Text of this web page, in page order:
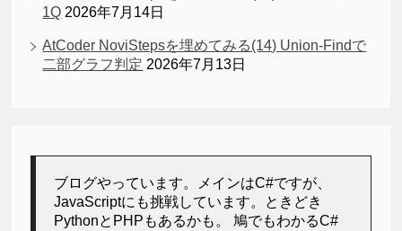
1Q 2026年7月14日
AtCoder NoviStepsを埋めてみる(14) Union-Findで
二部グラフ判定 2026年7月13日
ブログやっています。メインはC#ですが、
JavaScriptにも挑戦しています。ときどき
PythonとPHPもあるかも。 鳩でもわかるC#